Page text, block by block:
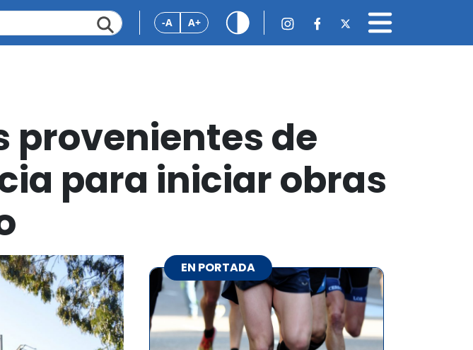
-A A+
provenientes de
para iniciar obras
EN PORTADA